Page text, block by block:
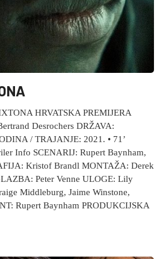
HRVATSKA PREMIJERA
Desrochers DRŽAVA:
/ TRAJANJE: 2021. • 71’
Info SCENARIJ: Rupert Baynham,
Kristof Brandl MONTAŽA: Derek
Peter Venne ULOGE: Lily
Middleburg, Jaime Winstone,
Rupert Baynham PRODUKCIJSKA